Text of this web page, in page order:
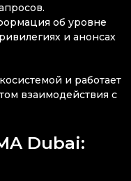
об уровне
и анонсах
и работает
взаимодействия с
Dubai: